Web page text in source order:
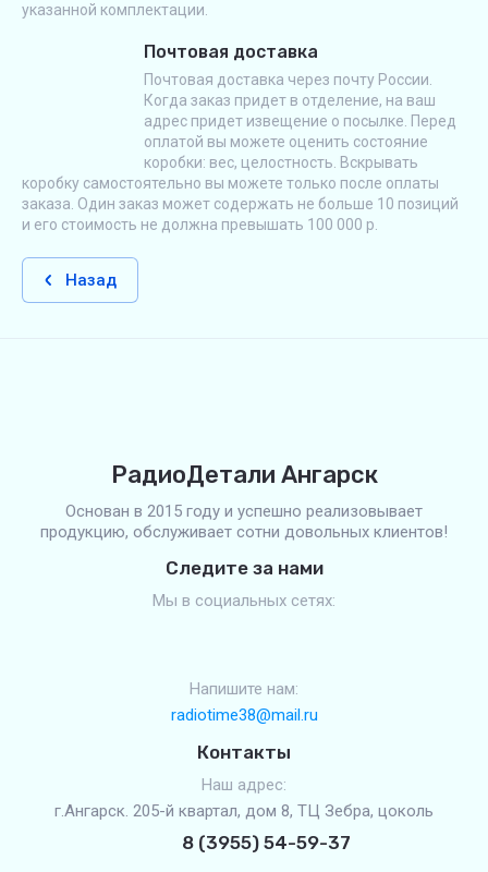
указанной комплектации.
Почтовая доставка
Почтовая доставка через почту России.
Когда заказ придет в отделение, на ваш
адрес придет извещение о посылке. Перед
оплатой вы можете оценить состояние
коробки: вес, целостность. Вскрывать
коробку самостоятельно вы можете только после оплаты
заказа. Один заказ может содержать не больше 10 позиций
и его стоимость не должна превышать 100 000 р.
Назад
РадиоДетали Ангарск
Основан в 2015 году и успешно реализовывает
продукцию, обслуживает сотни довольных клиентов!
Следите за нами
Мы в социальных сетях:
Напишите нам:
radiotime38@mail.ru
Контакты
Наш адрес:
г.Ангарск. 205-й квартал, дом 8, ТЦ Зебра, цоколь
8 (3955) 54-59-37